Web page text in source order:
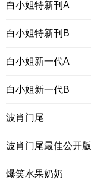
白小姐特新刊A
白小姐特新刊B
白小姐新一代A
白小姐新一代B
波肖门尾
波肖门尾最佳公开版
爆笑水果奶奶